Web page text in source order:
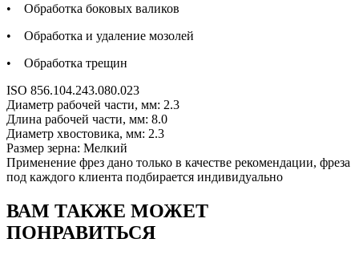
• Обработка боковых валиков
• Обработка и удаление мозолей
• Обработка трещин
ISO 856.104.243.080.023
Диаметр рабочей части, мм: 2.3
Длина рабочей части, мм: 8.0
Диаметр хвостовика, мм: 2.3
Размер зерна: Мелкий
Применение фрез дано только в качестве рекомендации, фреза
под каждого клиента подбирается индивидуально
ВАМ ТАКЖЕ МОЖЕТ
ПОНРАВИТЬСЯ